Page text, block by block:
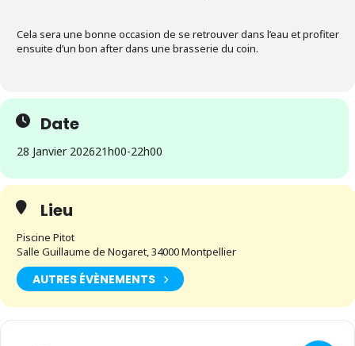
Cela sera une bonne occasion de se retrouver dans l’eau et profiter
ensuite d’un bon after dans une brasserie du coin.
Date
28 Janvier 202621h00-22h00
Lieu
Piscine Pitot
Salle Guillaume de Nogaret, 34000 Montpellier
AUTRES ÉVÈNEMENTS
Expand